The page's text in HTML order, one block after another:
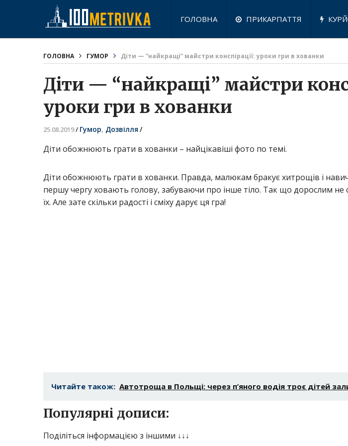
ГОЛОВНА ПРИКАРПАТТЯ
ГОЛОВНА ГУМОР Діти — “найкращі” майстри конспірації: уроки гри в хованки
Діти — “найкращі” майстри
уроки гри в хованки
25.08.2019/ Гумор, Дозвілля /
Діти обожнюють грати в хованки – найцікавіші фото по темі.
Діти обожнюють грати в хованки. Правда, малюкам бракує хитрощів і
першу чергу ховають голову, забуваючи про інше тіло. Так що дорослим не
їх. Але зате скільки радості і сміху дарує ця гра!
Читайте також: Автотроща в Польщі: через п’яного водія троє дітей
Популярні дописи:
Поділіться інформацією з іншими ↓↓↓